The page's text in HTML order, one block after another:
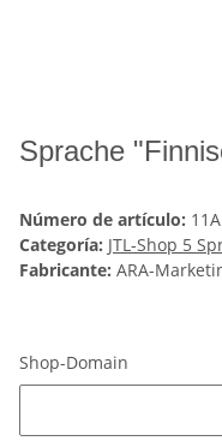
Sprache
Número de artículo:
Categoría: JTL-Shop 5
Fabricante: ARA-
Shop-Domain